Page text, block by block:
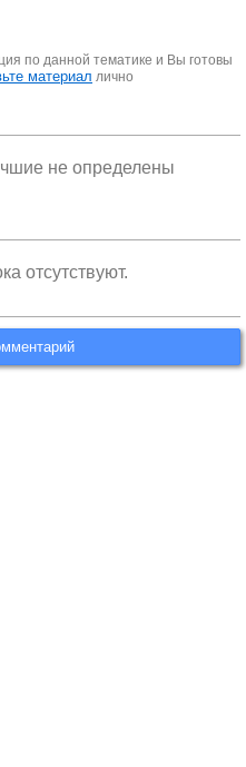
по данной тематике и Вы готовы
материал лично
не определены
отсутствуют.